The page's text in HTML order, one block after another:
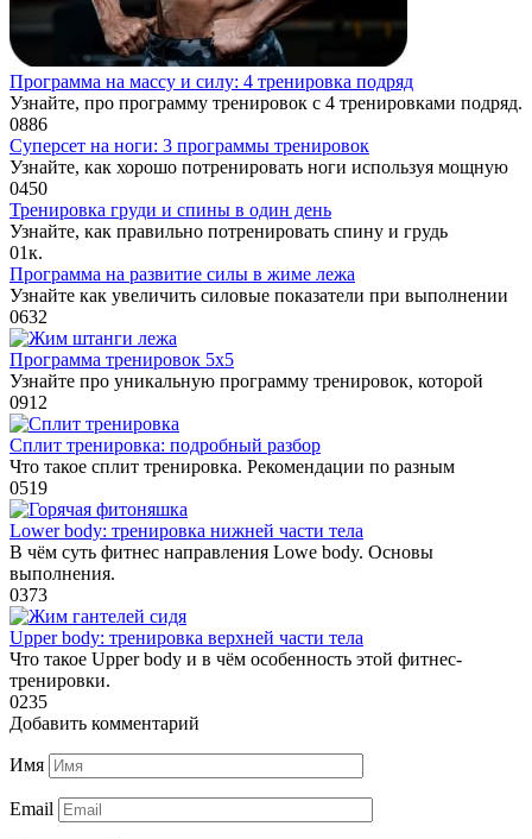
Программа на массу и силу: 4 тренировка подряд
Узнайте, про программу тренировок с 4 тренировками подряд.
0886
Суперсет на ноги: 3 программы тренировок
Узнайте, как хорошо потренировать ноги используя мощную
0450
Тренировка груди и спины в один день
Узнайте, как правильно потренировать спину и грудь
01к.
Программа на развитие силы в жиме лежа
Узнайте как увеличить силовые показатели при выполнении
0632
Программа тренировок 5х5
Узнайте про уникальную программу тренировок, которой
0912
Сплит тренировка: подробный разбор
Что такое сплит тренировка. Рекомендации по разным
0519
Lower body: тренировка нижней части тела
В чём суть фитнес направления Lowe body. Основы
выполнения.
0373
Upper body: тренировка верхней части тела
Что такое Upper body и в чём особенность этой фитнес-
тренировки.
0235
Добавить комментарий
Имя
Email